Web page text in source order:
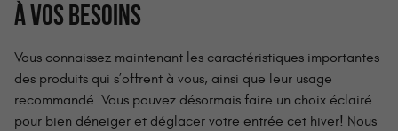
À VOS BESOINS
Vous connaissez maintenant les caractéristiques importantes
des produits qui s’offrent à vous, ainsi que leur usage
recommandé. Vous pouvez désormais faire un choix éclairé
pour bien déneiger et déglacer votre entrée cet hiver! Nous